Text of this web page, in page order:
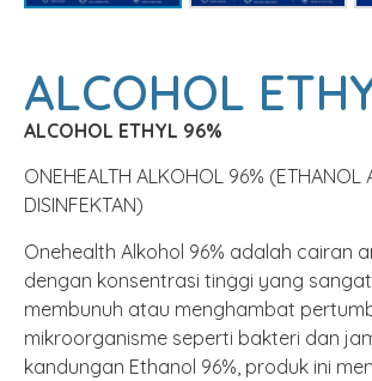
ALCOHOL
ALCOHOL ETHYL 96%
ONEHEALTH ALKOHOL 96% (ETHANOL
DISINFEKTAN)
Onehealth Alkohol 96% adalah cairan
dengan konsentrasi tinggi yang
membunuh atau menghambat
mikroorganisme seperti bakteri dan
kandungan Ethanol 96%, produk ini